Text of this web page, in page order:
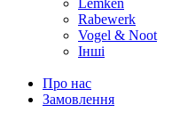
Lemken
Rabewerk
Vogel & Noot
Інші
Про нас
Замовлення